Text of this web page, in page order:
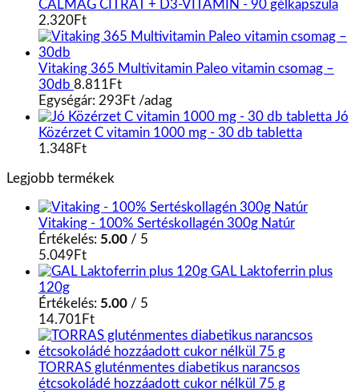
CALMAG CITRÁT + D3-VITAMIN - 90 gélkapszula
2.320Ft
Vitaking 365 Multivitamin Paleo vitamin csomag –
30db 8.811 Ft
Egységár: 293 Ft /adag
Jó
Közérzet C vitamin 1000 mg - 30 db tabletta
1.348 Ft
Legjobb termékek
Vitaking - 100% Sertéskollagén 300g Natúr
Értékelés: 5.00 / 5
5.049 Ft
GAL Laktoferrin plus
120g
Értékelés: 5.00 / 5
14.701 Ft
TORRAS gluténmentes diabetikus narancsos
étcsokoládé hozzáadott cukor nélkül 75 g